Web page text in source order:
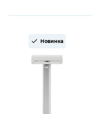
Новинка